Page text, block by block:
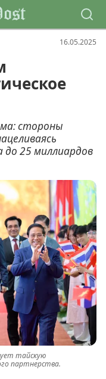
16.05.2025
стороны
до 25 миллиардов
тайскую
партнерства.